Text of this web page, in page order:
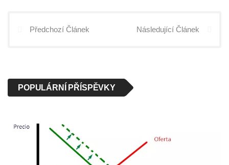
Předchozí Článek Následující Článek
POPULÁRNÍ PŘÍSPĚVKY